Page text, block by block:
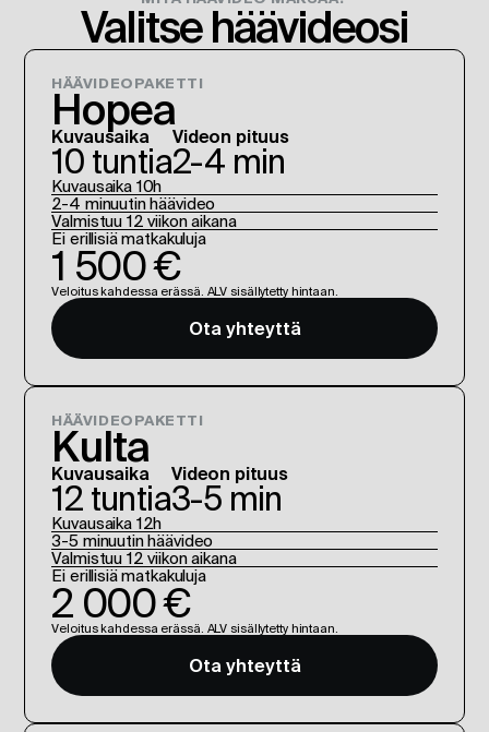
Valitse häävideosi
HÄÄVIDEOPAKETTI
Hopea
Kuvausaika
10 tuntia
Videon pituus
2-4 min
Kuvausaika 10h
2-4 minuutin häävideo
Valmistuu 12 viikon aikana
Ei erillisiä matkakuluja
1 500 €
Veloitus kahdessa erässä. ALV sisällytetty hintaan.
Ota yhteyttä
HÄÄVIDEOPAKETTI
Kulta
Kuvausaika
12 tuntia
Videon pituus
3-5 min
Kuvausaika 12h
3-5 minuutin häävideo
Valmistuu 12 viikon aikana
Ei erillisiä matkakuluja
2 000 €
Veloitus kahdessa erässä. ALV sisällytetty hintaan.
Ota yhteyttä